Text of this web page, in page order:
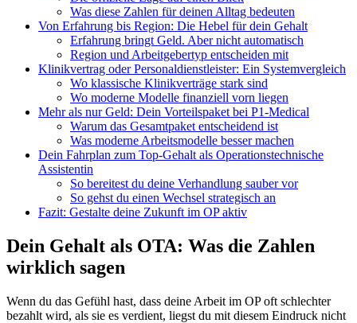
Was diese Zahlen für deinen Alltag bedeuten
Von Erfahrung bis Region: Die Hebel für dein Gehalt
Erfahrung bringt Geld. Aber nicht automatisch
Region und Arbeitgebertyp entscheiden mit
Klinikvertrag oder Personaldienstleister: Ein Systemvergleich
Wo klassische Klinikverträge stark sind
Wo moderne Modelle finanziell vorn liegen
Mehr als nur Geld: Dein Vorteilspaket bei P1-Medical
Warum das Gesamtpaket entscheidend ist
Was moderne Arbeitsmodelle besser machen
Dein Fahrplan zum Top-Gehalt als Operationstechnische
Assistentin
So bereitest du deine Verhandlung sauber vor
So gehst du einen Wechsel strategisch an
Fazit: Gestalte deine Zukunft im OP aktiv
Dein Gehalt als OTA: Was die Zahlen
wirklich sagen
Wenn du das Gefühl hast, dass deine Arbeit im OP oft schlechter
bezahlt wird, als sie es verdient, liegst du mit diesem Eindruck nicht